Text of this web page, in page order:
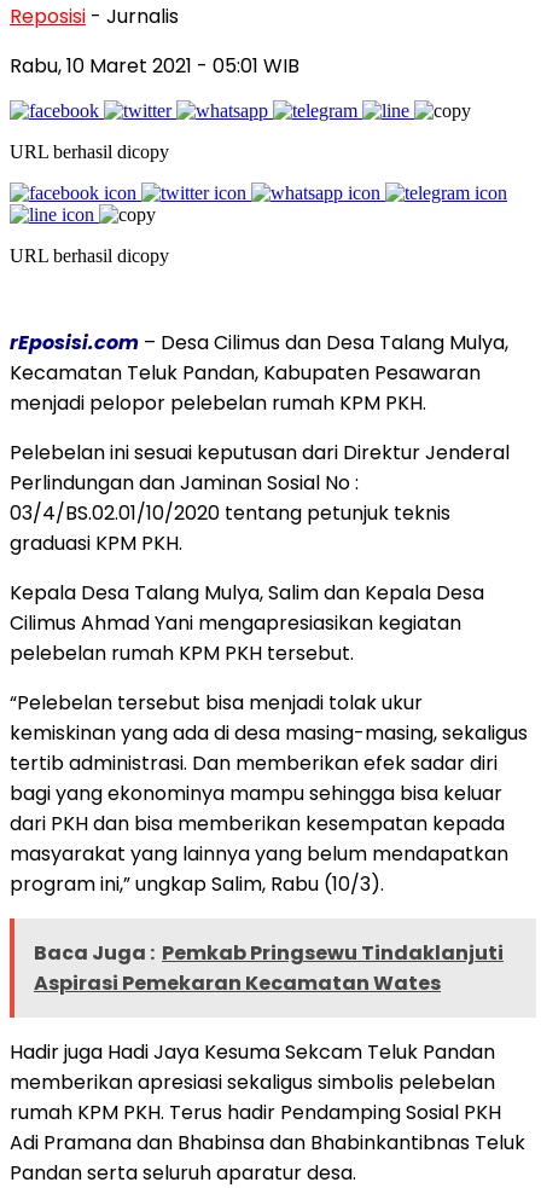
Reposisi - Jurnalis
Rabu, 10 Maret 2021 - 05:01 WIB
URL berhasil dicopy
URL berhasil dicopy
rEposisi.com – Desa Cilimus dan Desa Talang Mulya,
Kecamatan Teluk Pandan, Kabupaten Pesawaran
menjadi pelopor pelebelan rumah KPM PKH.
Pelebelan ini sesuai keputusan dari Direktur Jenderal
Perlindungan dan Jaminan Sosial No :
03/4/BS.02.01/10/2020 tentang petunjuk teknis
graduasi KPM PKH.
Kepala Desa Talang Mulya, Salim dan Kepala Desa
Cilimus Ahmad Yani mengapresiasikan kegiatan
pelebelan rumah KPM PKH tersebut.
“Pelebelan tersebut bisa menjadi tolak ukur
kemiskinan yang ada di desa masing-masing, sekaligus
tertib administrasi. Dan memberikan efek sadar diri
bagi yang ekonominya mampu sehingga bisa keluar
dari PKH dan bisa memberikan kesempatan kepada
masyarakat yang lainnya yang belum mendapatkan
program ini,” ungkap Salim, Rabu (10/3).
Baca Juga : Pemkab Pringsewu Tindaklanjuti
Aspirasi Pemekaran Kecamatan Wates
Hadir juga Hadi Jaya Kesuma Sekcam Teluk Pandan
memberikan apresiasi sekaligus simbolis pelebelan
rumah KPM PKH. Terus hadir Pendamping Sosial PKH
Adi Pramana dan Bhabinsa dan Bhabinkantibnas Teluk
Pandan serta seluruh aparatur desa.